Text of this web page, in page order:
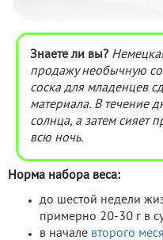
Знаете ли вы?
продажу необычную
соска для младенцев
материала. В течение
солнца, а затем сияет
всю ночь.
Норма набора веса:
до шестой недели
примерно 20-30 г в
в начале второго